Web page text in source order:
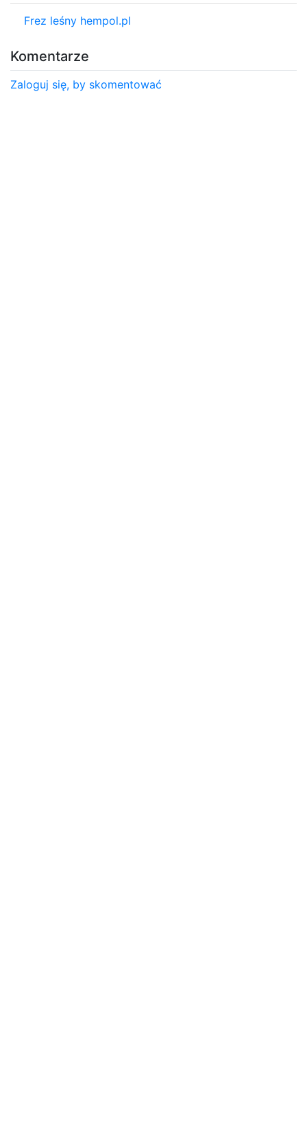
Frez leśny hempol.pl
Komentarze
Zaloguj się, by skomentować